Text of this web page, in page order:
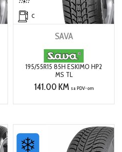
C
SAVA
195/55R15 85H ESKIMO HP2
MS TL
141.00 KM sa PDV-om